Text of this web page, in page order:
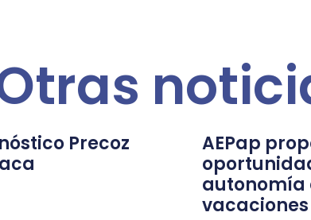
Precoz
AEPap
autonomía